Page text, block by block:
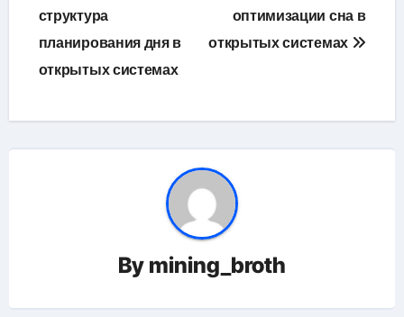
структура
планирования дня в
открытых системах
оптимизации сна в
открытых системах
By mining_broth